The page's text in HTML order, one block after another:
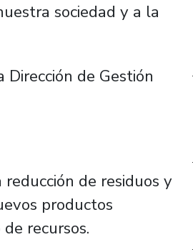
sociedad y a la
de Gestión
de residuos y
productos
recursos.